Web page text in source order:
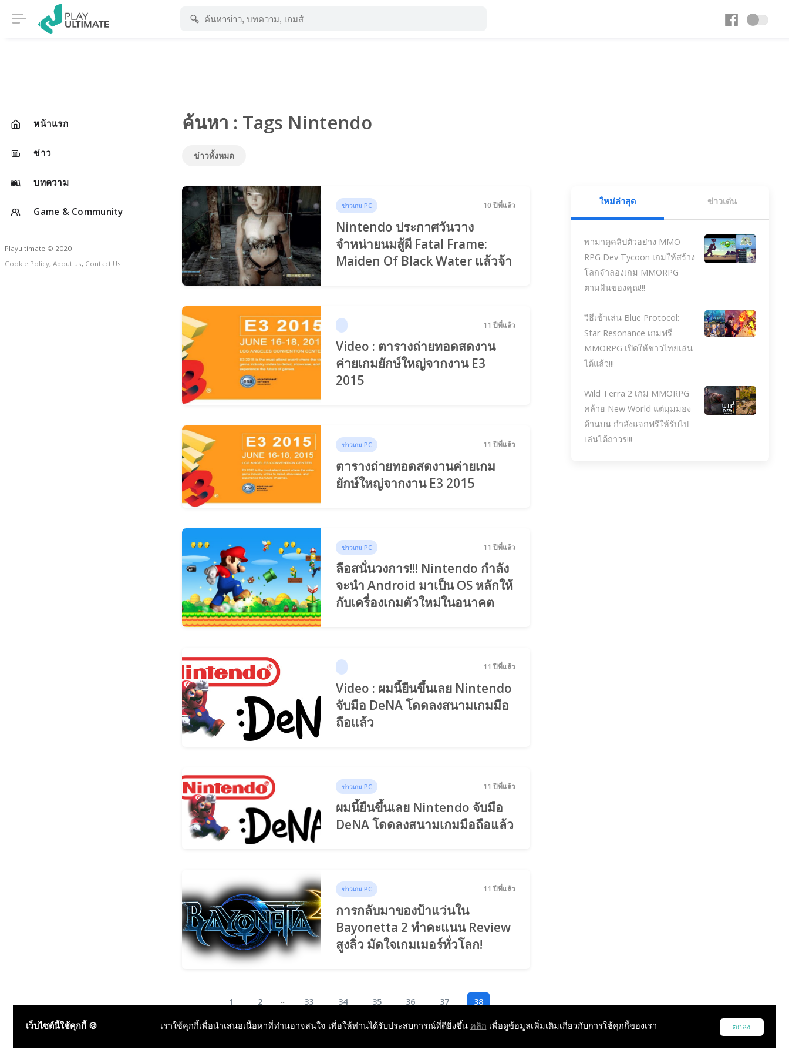
หน้าแรก
ข่าว
บทความ
Game & Community
Playultimate © 2020
Cookie Policy, About us, Contact Us
ค้นหา : Tags Nintendo
ข่าวทั้งหมด
ข่าวเกม PC 10 ปีที่แล้ว
Nintendo ประกาศวันวาง
จำหน่ายนมสู้ผี Fatal Frame:
Maiden Of Black Water แล้วจ้า
11 ปีที่แล้ว
Video : ตารางถ่ายทอดสดงาน
ค่ายเกมยักษ์ใหญ่จากงาน E3
2015
ข่าวเกม PC 11 ปีที่แล้ว
ตารางถ่ายทอดสดงานค่ายเกม
ยักษ์ใหญ่จากงาน E3 2015
ข่าวเกม PC 11 ปีที่แล้ว
ลือสนั่นวงการ!!! Nintendo กำลัง
จะนำ Android มาเป็น OS หลักให้
กับเครื่องเกมตัวใหม่ในอนาคต
11 ปีที่แล้ว
Video : ผมนี้ยืนขึ้นเลย Nintendo
จับมือ DeNA โดดลงสนามเกมมือ
ถือแล้ว
ข่าวเกม PC 11 ปีที่แล้ว
ผมนี้ยืนขึ้นเลย Nintendo จับมือ
DeNA โดดลงสนามเกมมือถือแล้ว
ข่าวเกม PC 11 ปีที่แล้ว
การกลับมาของป้าแว่นใน
Bayonetta 2 ทำคะแนน Review
สูงลิ่ว มัดใจเกมเมอร์ทั่วโลก!
1 2 ... 33 34 35 36 37 38
ใหม่ล่าสุด ข่าวเด่น
พามาดูคลิปตัวอย่าง MMO
RPG Dev Tycoon เกมให้สร้าง
โลกจำลองเกม MMORPG
ตามฝันของคุณ!!!
วิธีเข้าเล่น Blue Protocol:
Star Resonance เกมฟรี
MMORPG เปิดให้ชาวไทยเล่น
ได้แล้ว!!!
Wild Terra 2 เกม MMORPG
คล้าย New World แต่มุมมอง
ด้านบน กำลังแจกฟรีให้รับไป
เล่นได้ถาวร!!!
เว็บไซต์นี้ใช้คุกกี้ 🍪 เราใช้คุกกี้เพื่อนำเสนอเนื้อหาที่ท่านอาจสนใจ เพื่อให้ท่านได้รับประสบการณ์ที่ดียิ่งขึ้น คลิก เพื่อดูข้อมูลเพิ่มเติมเกี่ยวกับการใช้คุกกี้ของเรา ตกลง